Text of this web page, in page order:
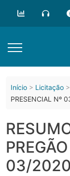
conteúdo
Início Licitação
PRESENCIAL Nº
03/